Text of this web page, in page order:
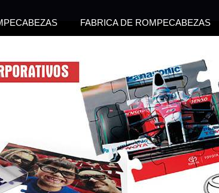
FABRICA DE ROMPECABEZAS